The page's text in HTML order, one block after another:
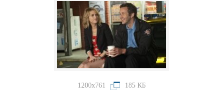
1200x761 185 КБ